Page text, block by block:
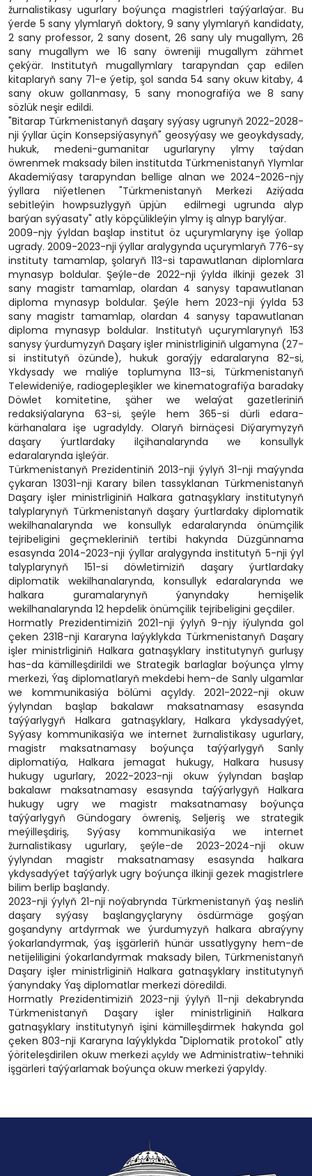
žurnalistikasy ugurlary boýunça magistrleri taýýarlaýar. Bu
ýerde 5 sany ylymlaryň doktory, 9 sany ylymlaryň kandidaty,
2 sany professor, 2 sany dosent, 26 sany uly mugallym, 26
sany mugallym we 16 sany öwreniji mugallym zähmet
çekýär. Institutyň mugallymlary tarapyndan çap edilen
kitaplaryň sany 71-e ýetip, şol sanda 54 sany okuw kitaby, 4
sany okuw gollanmasy, 5 sany monografiýa we 8 sany
sözlük neşir edildi.
"Bitarap Türkmenistanyň daşary syýasy ugrunyň 2022-2028-
nji ýyllar üçin Konsepsiýasynyň" geosyýasy we geoykdysady,
hukuk, medeni-gumanitar ugurlaryny ylmy taýdan
öwrenmek maksady bilen institutda Türkmenistanyň Ylymlar
Akademiýasy tarapyndan bellige alnan we 2024-2026-njy
ýyllara niýetlenen "Türkmenistanyň Merkezi Aziýada
sebitleýin howpsuzlygyň üpjün edilmegi ugrunda alyp
barýan syýasaty" atly köpçülikleýin ylmy iş alnyp barylýar.
2009-njy ýyldan başlap institut öz uçurymlaryny işe ýollap
ugrady. 2009-2023-nji ýyllar aralygynda uçurymlaryň 776-sy
instituty tamamlap, şolaryň 113-si tapawutlanan diplomlara
mynasyp boldular. Şeýle-de 2022-nji ýylda ilkinji gezek 31
sany magistr tamamlap, olardan 4 sanysy tapawutlanan
diploma mynasyp boldular. Şeýle hem 2023-nji ýylda 53
sany magistr tamamlap, olardan 4 sanysy tapawutlanan
diploma mynasyp boldular. Institutyň uçurymlarynyň 153
sanysy ýurdumyzyň Daşary işler ministrliginiň ulgamyna (27-
si institutyň özünde), hukuk goraýjy edaralaryna 82-si,
Ykdysady we maliýe toplumyna 113-si, Türkmenistanyň
Telewideniýe, radiogepleşikler we kinematografiýa baradaky
Döwlet komitetine, şäher we welaýat gazetleriniň
redaksiýalaryna 63-si, şeýle hem 365-si dürli edara-
kärhanalara işe ugradyldy. Olaryň birnäçesi Diýarymyzyň
daşary ýurtlardaky ilçihanalarynda we konsullyk
edaralarynda işleýär.
Türkmenistanyň Prezidentiniň 2013-nji ýylyň 31-nji maýynda
çykaran 13031-nji Karary bilen tassyklanan Türkmenistanyň
Daşary işler ministrliginiň Halkara gatnaşyklary institutynyň
talyplarynyň Türkmenistanyň daşary ýurtlardaky diplomatik
wekilhanalarynda we konsullyk edaralarynda önümçilik
tejribeligini geçmekleriniň tertibi hakynda Düzgünnama
esasynda 2014-2023-nji ýyllar aralygynda institutyň 5-nji ýyl
talyplarynyň 151-si döwletimiziň daşary ýurtlardaky
diplomatik wekilhanalarynda, konsullyk edaralarynda we
halkara guramalarynyň ýanyndaky hemişelik
wekilhanalarynda 12 hepdelik önümçilik tejribeligini geçdiler.
Hormatly Prezidentimiziň 2021-nji ýylyň 9-njy iýulynda gol
çeken 2318-nji Kararyna laýyklykda Türkmenistanyň Daşary
işler ministrliginiň Halkara gatnaşyklary institutynyň gurluşy
has-da kämilleşdirildi we Strategik barlaglar boýunça ylmy
merkezi, Ýaş diplomatlaryň mekdebi hem-de Sanly ulgamlar
we kommunikasiýa bölümi açyldy. 2021-2022-nji okuw
ýylyndan başlap bakalawr maksatnamasy esasynda
taýýarlygyň Halkara gatnaşyklary, Halkara ykdysadyýet,
Syýasy kommunikasiýa we internet žurnalistikasy ugurlary,
magistr maksatnamasy boýunça taýýarlygyň Sanly
diplomatiýa, Halkara jemagat hukugy, Halkara hususy
hukugy ugurlary, 2022-2023-nji okuw ýylyndan başlap
bakalawr maksatnamasy esasynda taýýarlygyň Halkara
hukugy ugry we magistr maksatnamasy boýunça
taýýarlygyň Gündogary öwreniş, Seljeriş we strategik
meýilleşdiriş, Syýasy kommunikasiýa we internet
žurnalistikasy ugurlary, şeýle-de 2023-2024-nji okuw
ýylyndan magistr maksatnamasy esasynda halkara
ykdysadyýet taýýarlyk ugry boýunça ilkinji gezek magistrlere
bilim berlip başlandy.
2023-nji ýylyň 21-nji noýabrynda Türkmenistanyň ýaş nesliň
daşary syýasy başlangyçlaryny ösdürmäge goşýan
goşandyny artdyrmak we ýurdumyzyň halkara abraýyny
ýokarlandyrmak, ýaş işgärleriň hünär ussatlygyny hem-de
netijeliligini ýokarlandyrmak maksady bilen, Türkmenistanyň
Daşary işler ministrliginiň Halkara gatnaşyklary institutynyň
ýanyndaky Ýaş diplomatlar merkezi döredildi.
Hormatly Prezidentimiziň 2023-nji ýylyň 11-nji dekabrynda
Türkmenistanyň Daşary işler ministrliginiň Halkara
gatnaşyklary institutynyň işini kämilleşdirmek hakynda gol
çeken 803-nji Kararyna laýyklykda "Diplomatik protokol" atly
ýöriteleşdirilen okuw merkeziaçyldy we Administratiw-tehniki
işgärleri taýýarlamak boýunça okuw merkezi ýapyldy.